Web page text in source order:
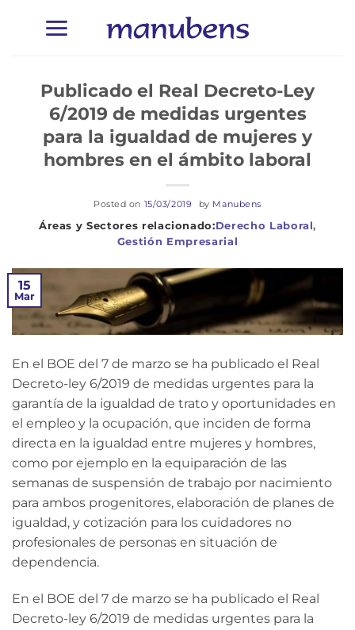
Derecho Laboral,
Gestión Empresarial
Publicado el Real Decreto-Ley
6/2019 de medidas urgentes
para la igualdad de mujeres y
hombres en el ámbito laboral
Posted on 15/03/2019 by Manubens
15
Mar
En el BOE del 7 de marzo se ha publicado el Real
Decreto-ley 6/2019 de medidas urgentes para la
garantía de la igualdad de trato y oportunidades en
el empleo y la ocupación, que inciden de forma
directa en la igualdad entre mujeres y hombres,
como por ejemplo en la equiparación de las
semanas de suspensión de trabajo por nacimiento
para ambos progenitores, elaboración de planes de
igualdad, y cotización para los cuidadores no
profesionales de personas en situación de
dependencia.
En el BOE del 7 de marzo se ha publicado el Real
Decreto-ley 6/2019 de medidas urgentes para la